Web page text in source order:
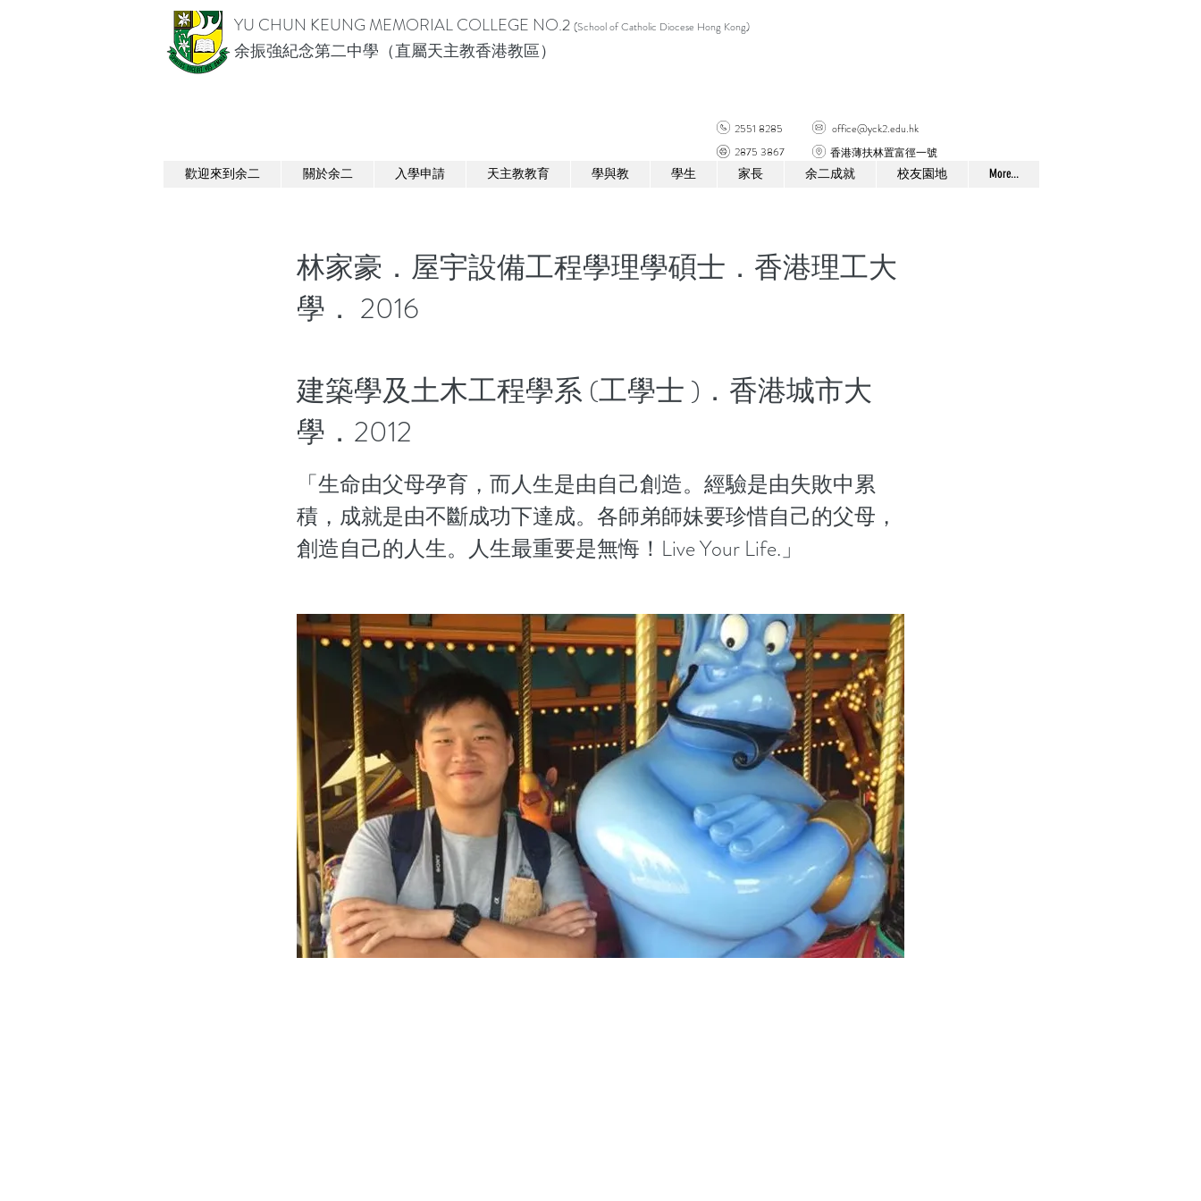
YU CHUN KEUNG MEMORIAL COLLEGE NO.2 (School of Catholic Diocese Hong Kong)
余振強紀念第二中學（直屬天主教香港教區）
2551 8285
office@yck2.edu.hk
2875 3867
香港薄扶林置富徑一號
歡迎來到余二 關於余二 入學申請 天主教教育 學與教 學生 家長 余二成就 校友園地 More...
林家豪．屋宇設備工程學理學碩士．香港理工大
學． 2016
建築學及土木工程學系 (工學士 )．香港城市大
學．2012
「生命由父母孕育，而人生是由自己創造。經驗是由失敗中累
積，成就是由不斷成功下達成。各師弟師妹要珍惜自己的父母，
創造自己的人生。人生最重要是無悔！Live Your Life.」